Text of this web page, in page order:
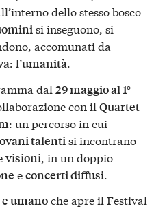
dello stesso bosco
si inseguono, si
accomunati da
: l’umanità.
dal 29 maggio al 1°
con il Quartet
: un percorso in cui
talenti si incontrano
visioni , in un doppio
econcerti diffusi
umanoche apre il Festival